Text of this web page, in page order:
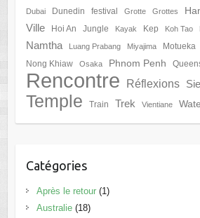
Dubai Dunedin festival Grotte Grottes
Ville
Hoi An Jungle Kayak Kep Koh Tao
Namtha
Luang Prabang Miyajima Motueka
Nong Khiaw Osaka Phnom Penh
Rencontre Réflexions
Temple Train Trek Vientiane
Catégories
Après le retour(1)
Australie(18)